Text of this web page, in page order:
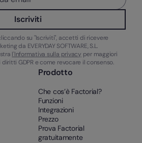
Iscriviti
su "Iscriviti", accetti di ricevere
da EVERYDAY SOFTWARE, S.L.
l'Informativa sulla privacy per maggiori
GDPR e come revocare il consenso.
Prodotto
Che cos’è Factorial?
Funzioni
Integrazioni
Prezzo
Prova Factorial
gratuitamente